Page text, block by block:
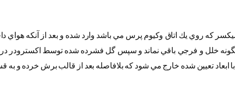
كه روي يك اتاق وكيوم پرس مي باشد وارد شده و بعد از آنكه هواي
خلل و فرجي باقي نماند و سپس گل فشرده شده توسط اكسترودر
تعيين شده خارج مي شود كه بلافاصله بعد از قالب برش خرده